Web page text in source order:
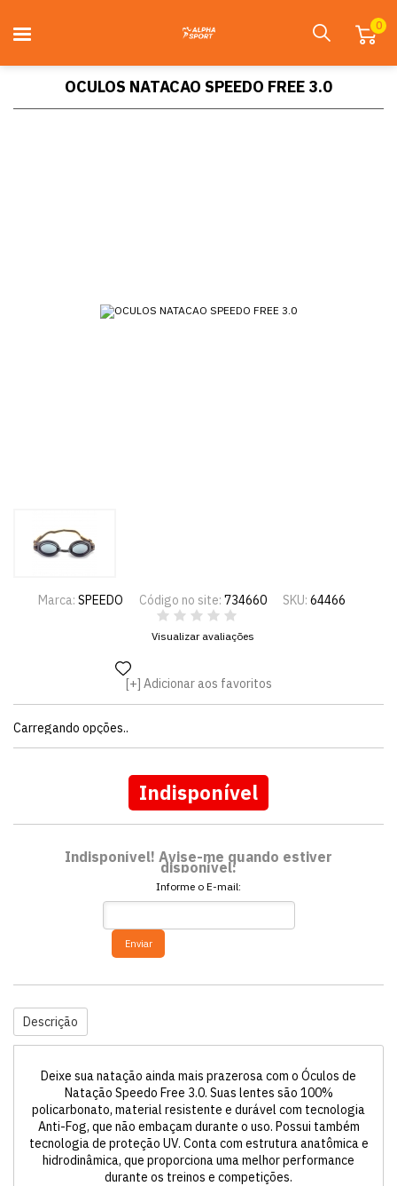
0
OCULOS NATACAO SPEEDO FREE 3.0
Marca: SPEEDO Código no site: 734660 SKU: 64466
Visualizar avaliações
Adicionar aos favoritos
Carregando opções..
Indisponível
Indisponível! Avise-me quando estiver
disponível:
Informe o E-mail:
Enviar
Descrição
Deixe sua natação ainda mais prazerosa com o Óculos de
Natação Speedo Free 3.0. Suas lentes são 100%
policarbonato, material resistente e durável com tecnologia
Anti-Fog, que não embaçam durante o uso. Possui também
tecnologia de proteção UV. Conta com estrutura anatômica e
hidrodinâmica, que proporciona uma melhor performance
durante os treinos e competições.